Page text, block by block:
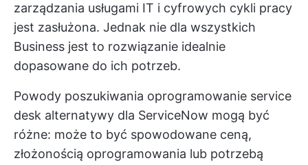
zarządzania usługami IT i cyfrowych cykli pracy
jest zasłużona. Jednak nie dla wszystkich
Business jest to rozwiązanie idealnie
dopasowane do ich potrzeb.
Powody poszukiwania oprogramowanie service
desk alternatywy dla ServiceNow mogą być
różne: może to być spowodowane ceną,
złożonością oprogramowania lub potrzebą